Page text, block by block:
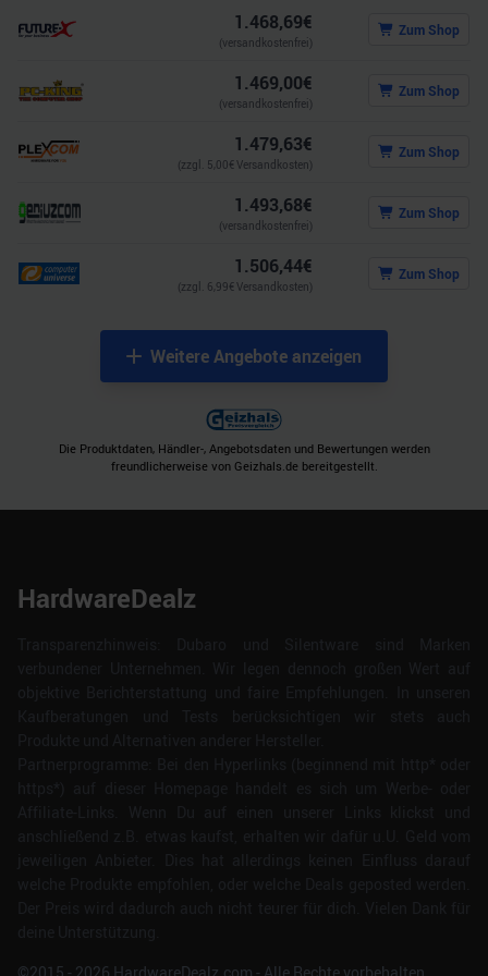
1.468,69€
(versandkostenfrei)
Zum Shop
1.469,00€
(versandkostenfrei)
Zum Shop
1.479,63€
(zzgl. 5,00€ Versandkosten)
Zum Shop
1.493,68€
(versandkostenfrei)
Zum Shop
1.506,44€
(zzgl. 6,99€ Versandkosten)
Zum Shop
Weitere Angebote anzeigen
Die Produktdaten, Händler-, Angebotsdaten und Bewertungen werden
freundlicherweise von Geizhals.de bereitgestellt.
HardwareDealz